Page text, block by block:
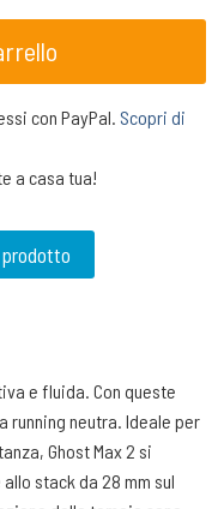
con PayPal. Scopri di
a casa tua!
e fluida. Con queste
running neutra. Ideale per
Ghost Max 2 si
stack da 28 mm sul